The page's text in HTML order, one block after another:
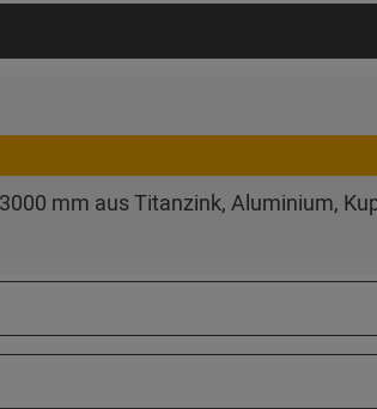
mm aus Titanzink, Aluminium,